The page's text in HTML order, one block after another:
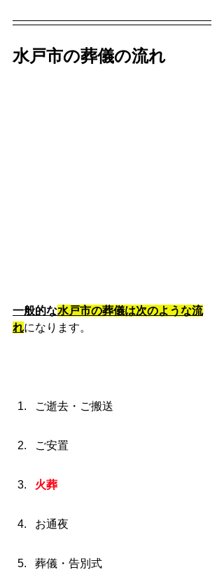
水戸市の葬儀の流れ
一般的な水戸市の葬儀は次のような流
れになります。
ご逝去・ご搬送
ご安置
火葬
お通夜
葬儀・告別式